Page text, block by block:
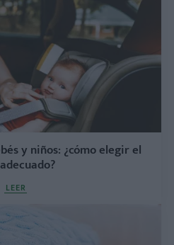
y niños: ¿cómo elegir el
LEER